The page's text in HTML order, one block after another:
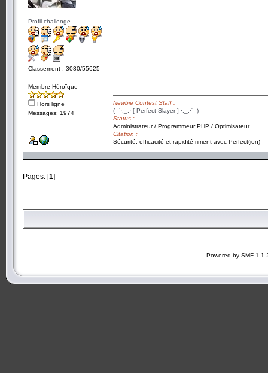
Profil challenge
Classement : 3080/55625
Membre Héroïque
Hors ligne
Messages: 1974
Newbie Contest Staff :
(¯`·._.· [ Perfect Slayer ] ·._.·´¯)
Status :
Administrateur / Programmeur PHP / Optimisateur
Citation :
Sécurité, efficacité et rapidité riment avec Perfect(ion)
Pages: [1]
Powered by SMF